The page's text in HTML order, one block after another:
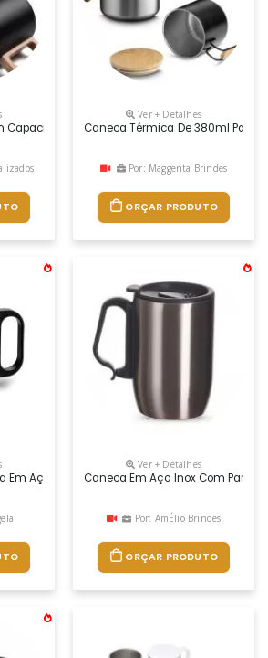
De 400ml, Parede Dupla Em Aço
Ver + Detalhes
Caneca Térmica De 380ml Para
Por: Maggenta Brindes
ORÇAR PRODUTO
Em Aço Inox. Impressão Da Logomarca Em
Ver + Detalhes
Caneca Em Aço Inox Com
Por: AmÉlio Brindes
ORÇAR PRODUTO